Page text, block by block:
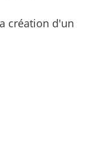
création d'un